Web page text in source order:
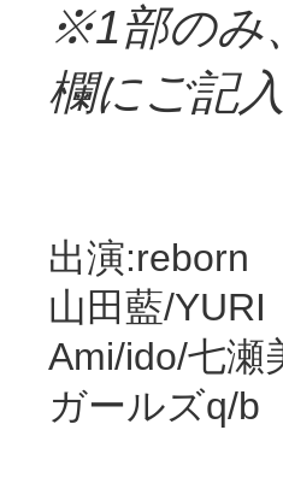
※1部のみ
欄にご記
出演:reborn
山田藍/YURI
Ami/ido/七瀬
ガールズq/b